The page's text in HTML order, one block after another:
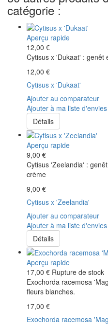
catégorie :
Aperçu rapide
12,00 €
Cytisus x 'Dukaat' : genêt
12,00 €
Cytisus x 'Dukaat'
Ajouter au comparateur
Ajouter à ma liste d'envies
Détails
Aperçu rapide
9,00 €
Cytisus 'Zeelandia' :
crème
9,00 €
Cytisus x 'Zeelandia'
Ajouter au comparateur
Ajouter à ma liste d'envies
Détails
Aperçu rapide
17,00 € Rupture de stock
Exochorda racemosa
fleurs blanches.
17,00 €
Exochorda racemosa